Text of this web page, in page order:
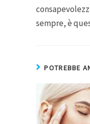
sempre, è
POTREBBE